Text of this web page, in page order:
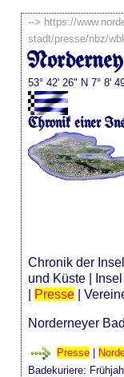
--> https://
stadt/presse/nbz/
Norderney
53° 42' 26" N 7° 8'
Chronik einer
Chronik der Insel
und Küste
Presse |
Norderneyer
Presse
Badekuriere: